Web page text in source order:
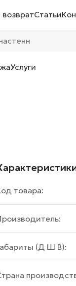
Статьи
Услуги
товара:
(Д Ш В):